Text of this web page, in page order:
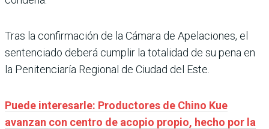
Tras la confirmación de la Cámara de Apelaciones, el
sentenciado deberá cumplir la totalidad de su pena en
la Penitenciaría Regional de Ciudad del Este.
Puede interesarle: Productores de Chino Kue
avanzan con centro de acopio propio, hecho por la